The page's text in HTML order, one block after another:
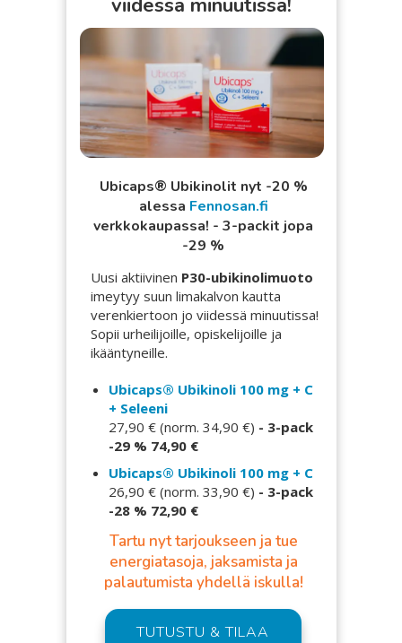
Ubicaps® Ubikinolit nyt -20 %
alessa Fennosan.fi
verkkokaupassa! - 3-packit jopa
-29 %
Uusi aktiivinen P30-ubikinolimuoto
imeytyy suun limakalvon kautta
verenkiertoon jo viidessä minuutissa!
Sopii urheilijoille, opiskelijoille ja
ikääntyneille.
Ubicaps® Ubikinoli 100 mg + C
+ Seleeni
27,90 € (norm. 34,90 €) - 3-pack
-29 % 74,90 €
Ubicaps® Ubikinoli 100 mg + C
26,90 € (norm. 33,90 €) - 3-pack
-28 % 72,90 €
Tartu nyt tarjoukseen ja tue
energiatasoja, jaksamista ja
palautumista yhdellä iskulla!
TUTUSTU & TILAA